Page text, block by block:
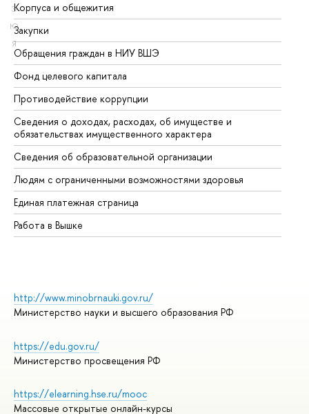
Э
Ю
Я
Корпуса и общежития
Закупки
Обращения граждан в НИУ ВШЭ
Фонд целевого капитала
Противодействие коррупции
Сведения о доходах, расходах, об имуществе и
обязательствах имущественного характера
Сведения об образовательной организации
Людям с ограниченными возможностями здоровья
Единая платежная страница
Работа в Вышке
http://www.minobrnauki.gov.ru/
Министерство науки и высшего образования РФ
https://edu.gov.ru/
Министерство просвещения РФ
https://elearning.hse.ru/mooc
Массовые открытые онлайн-курсы